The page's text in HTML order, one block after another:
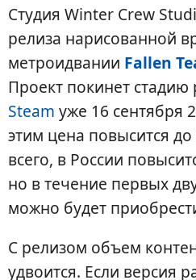
Студия Winter Crew
релиза нарисованной
метроидвании Fallen
Проект покинет стадию
Steam уже 16 сентября
этим цена повысится до
всего, в России
но в течение первых
можно будет
С релизом объем
удвоится. Если версия